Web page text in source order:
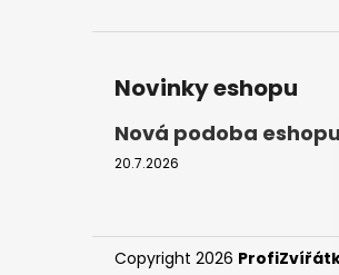
Novinky eshopu
Nová podoba eshopu
20.7.2026
Copyright 2026